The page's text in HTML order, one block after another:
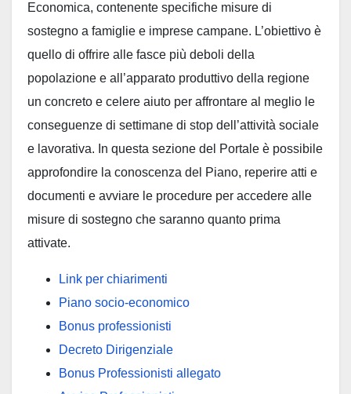
Economica, contenente specifiche misure di
sostegno a famiglie e imprese campane. L’obiettivo è
quello di offrire alle fasce più deboli della
popolazione e all’apparato produttivo della regione
un concreto e celere aiuto per affrontare al meglio le
conseguenze di settimane di stop dell’attività sociale
e lavorativa. In questa sezione del Portale è possibile
approfondire la conoscenza del Piano, reperire atti e
documenti e avviare le procedure per accedere alle
misure di sostegno che saranno quanto prima
attivate.
Link per chiarimenti
Piano socio-economico
Bonus professionisti
Decreto Dirigenziale
Bonus Professionisti allegato